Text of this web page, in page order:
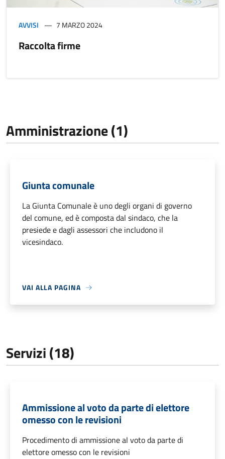
AVVISI 7 MARZO 2024
Raccolta firme
Amministrazione (1)
Giunta comunale
La Giunta Comunale è uno degli organi di governo
del comune, ed è composta dal sindaco, che la
presiede e dagli assessori che includono il
vicesindaco.
VAI ALLA PAGINA
Servizi (18)
Ammissione al voto da parte di elettore
omesso con le revisioni
Procedimento di ammissione al voto da parte di
elettore omesso con le revisioni